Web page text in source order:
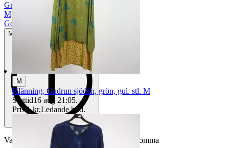
Grön
M|
Gott använt skick
Mindre tecken på användning
Varan är begagnad och defekter kan förekomma
M
Klänning, Gudrun sjödén, grön, gul. stl. M
Sluttid16 aug 21:05.
Pris:1 kr,Ledande bud.